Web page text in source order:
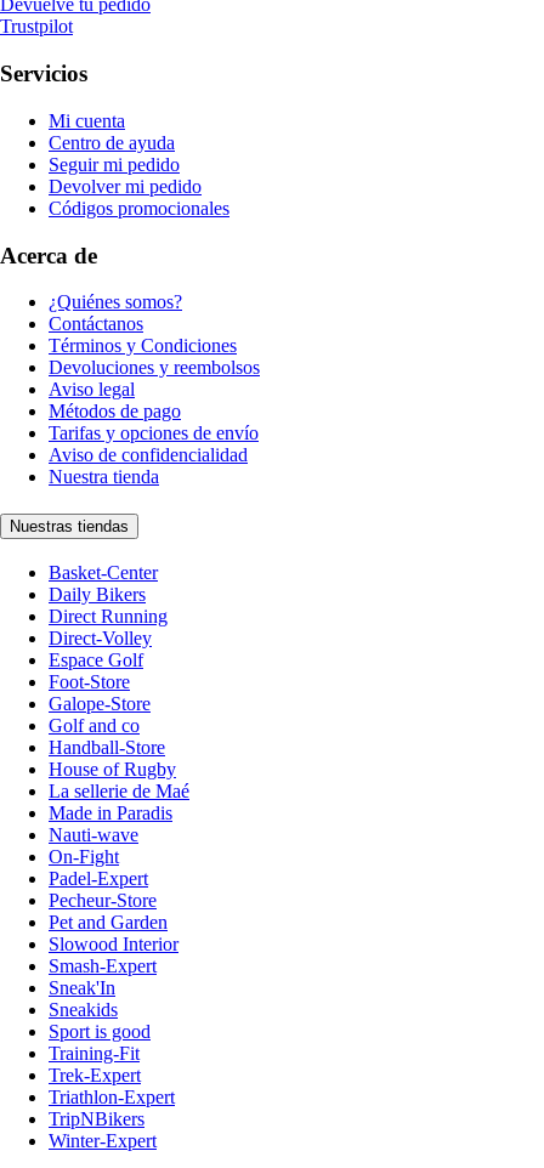
Devuelve tu pedido
Trustpilot
Servicios
Mi cuenta
Centro de ayuda
Seguir mi pedido
Devolver mi pedido
Códigos promocionales
Acerca de
¿Quiénes somos?
Contáctanos
Términos y Condiciones
Devoluciones y reembolsos
Aviso legal
Métodos de pago
Tarifas y opciones de envío
Aviso de confidencialidad
Nuestra tienda
Nuestras tiendas
Basket-Center
Daily Bikers
Direct Running
Direct-Volley
Espace Golf
Foot-Store
Galope-Store
Golf and co
Handball-Store
House of Rugby
La sellerie de Maé
Made in Paradis
Nauti-wave
On-Fight
Padel-Expert
Pecheur-Store
Pet and Garden
Slowood Interior
Smash-Expert
Sneak'In
Sneakids
Sport is good
Training-Fit
Trek-Expert
Triathlon-Expert
TripNBikers
Winter-Expert